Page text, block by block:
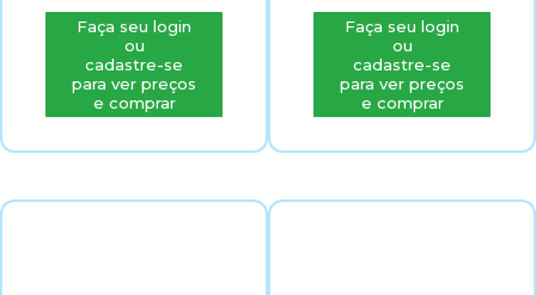
Faça seu login
ou
cadastre-se
para ver preços
e comprar
Faça seu login
ou
cadastre-se
para ver preços
e comprar